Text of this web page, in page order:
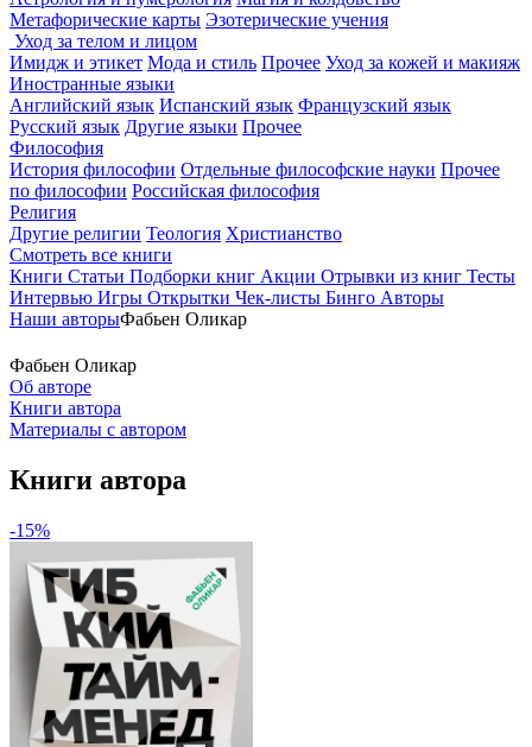
Метафорические карты Эзотерические учения
Уход за телом и лицом
Имидж и этикет Мода и стиль Прочее Уход за кожей и макияж
Иностранные языки
Английский язык Испанский язык Французский язык
Русский язык Другие языки Прочее
Философия
История философии Отдельные философские науки Прочее
по философии Российская философия
Религия
Другие религии Теология Христианство
Смотреть все книги
Книги Статьи Подборки книг Акции Отрывки из книг Тесты
Интервью Игры Открытки Чек-листы Бинго Авторы
Наши авторыФабьен Оликар
Фабьен Оликар
Об авторе
Книги автора
Материалы с автором
Книги автора
-15%